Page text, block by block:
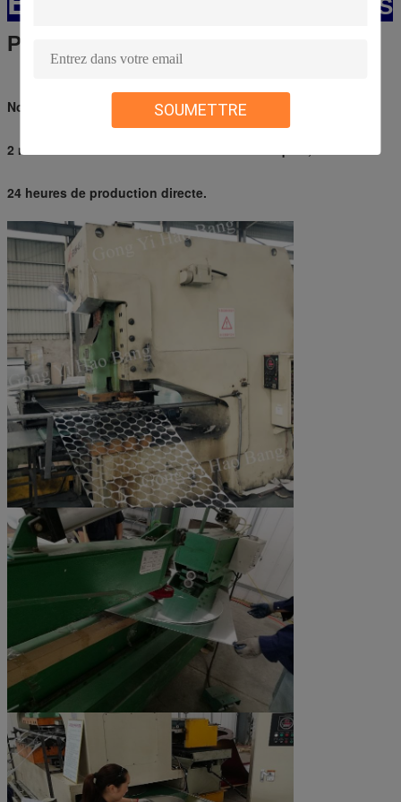
SOUMETTRE
ENTERPRIS
POINÇON
Notre société a 7 lignes de production automatiques,
2 machines d'extraction circulaires automatiques,
24 heures de production directe.